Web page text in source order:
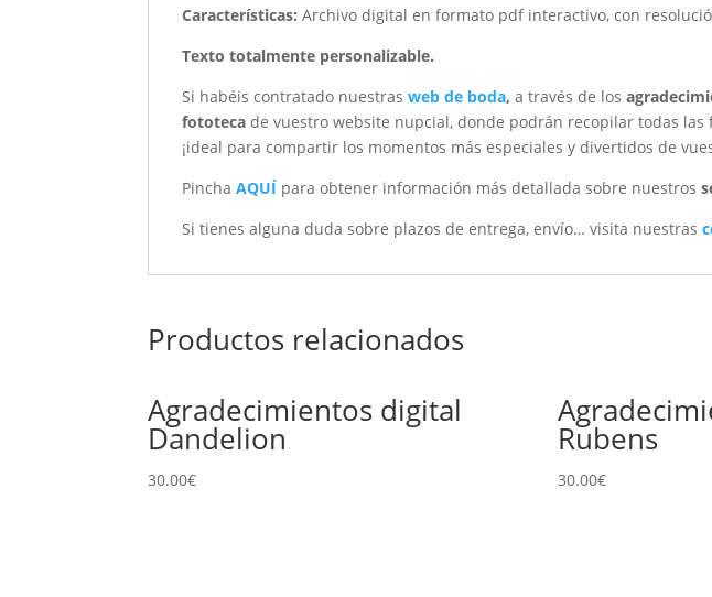
Características:Archivo digital en formato pdf interactivo, con
Texto totalmente personalizable.
Si habéis contratado nuestrasweb de boda,a través de los
fototeca de vuestro website nupcial, donde podrán recopilar todas
¡ideal para compartir los momentos más especiales y divertidos de
PinchaAQUÍ para obtener información más detallada sobre nuestros
Si tienes alguna duda sobre plazos de entrega, envío… visita nuestras
Productos relacionados
Agradecimientos digital
Dandelion
30.00€
Rubens
30.00€